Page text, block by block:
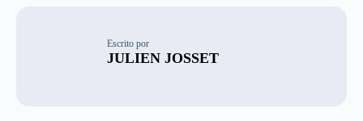
Escrito por
JULIEN JOSSET